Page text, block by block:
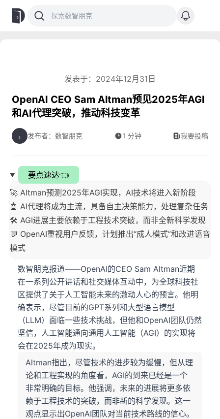
发表于：2024年12月31日
OpenAI CEO Sam Altman预见2025年AGI
和AI代理突破，推动科技变革
发布者：数智朋克 1 分钟 我要投稿
要点速达👈
🚀 Altman预测2025年AGI实现，AI技术将进入新阶段
🤖 AI代理将成为主流，具备自主决策能力，处理复杂任务
🛠️ AGI进展主要依赖于工程技术突破，而非全新科学发现
💬 OpenAI重视用户反馈，计划推出“成人模式”和改进语音
模式
数智朋克报道——OpenAI的CEO Sam Altman近期
在一系列公开讲话和社交媒体互动中，为全球科技社
区提供了关于人工智能未来的激动人心的预言。他明
确表示，尽管目前的GPT系列和大型语言模型
（LLM）面临一些技术挑战，但他和OpenAI团队仍然
坚信，人工智能通向通用人工智能（AGI）的实现将
会在2025年成为现实。
Altman指出，尽管技术的进步较为缓慢，但从理
论和工程实现的角度看，AGI的到来已经是一个
非常明确的目标。他强调，未来的进展将更多依
赖于工程技术的突破，而非新的科学发现。这一
观点显示出OpenAI团队对当前技术路线的信心。